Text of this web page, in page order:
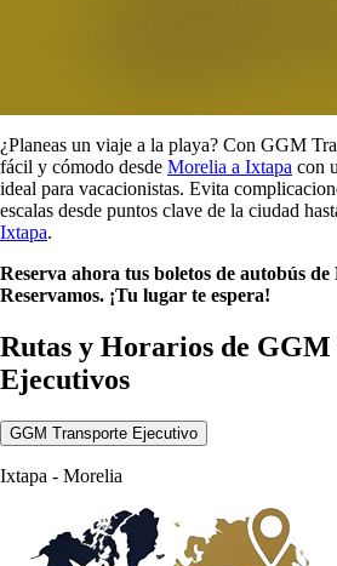
¿Planeas un viaje a la playa? Con GGM
fácil y cómodo desde Morelia a Ixtapa con
ideal para vacacionistas. Evita
escalas desde puntos clave de la ciudad
Ixtapa.
Reserva ahora tus boletos de autobús
Reservamos. ¡Tu lugar te espera!
Rutas y Horarios de GGM
Ejecutivos
GGM Transporte Ejecutivo
Ixtapa - Morelia